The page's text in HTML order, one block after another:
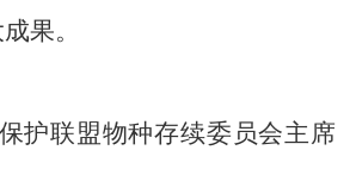
果。
联盟物种存续委员会主席